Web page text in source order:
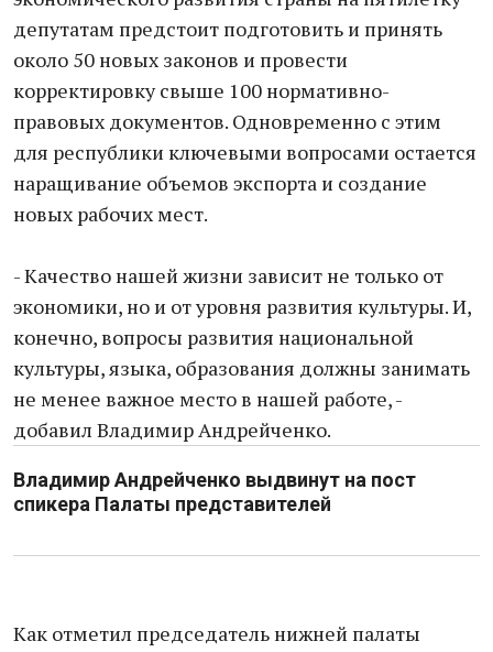
депутатам предстоит подготовить и принять
около 50 новых законов и провести
корректировку свыше 100 нормативно-
правовых документов. Одновременно с этим
для республики ключевыми вопросами остается
наращивание объемов экспорта и создание
новых рабочих мест.
- Качество нашей жизни зависит не только от
экономики, но и от уровня развития культуры. И,
конечно, вопросы развития национальной
культуры, языка, образования должны занимать
не менее важное место в нашей работе, -
добавил Владимир Андрейченко.
Владимир Андрейченко выдвинут на пост
спикера Палаты представителей
Как отметил председатель нижней палаты